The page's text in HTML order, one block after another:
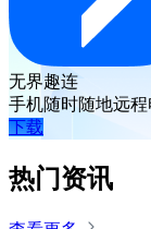
无界趣连
手机随时随地远程
下载
热门资讯